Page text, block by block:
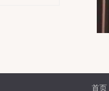
首页